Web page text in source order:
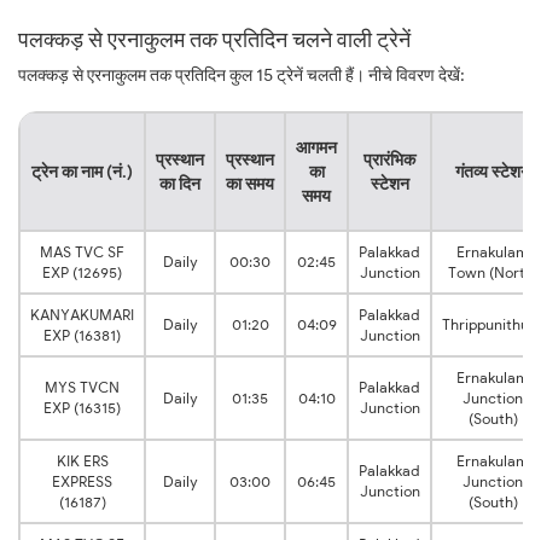
पलक्कड़ से एरनाकुलम तक प्रतिदिन चलने वाली ट्रेनें
पलक्कड़ से एरनाकुलम तक प्रतिदिन कुल 15 ट्रेनें चलती हैं। नीचे विवरण देखें:
ट्रेन का नाम (नं.)
प्रस्थान
का दिन
प्रस्थान
का समय
आगमन
का
समय
प्रारंभिक
स्टेशन
गंतव्य स्टेशन
MAS TVC SF
EXP (12695)
Daily 00:30 02:45
Palakkad
Junction
Ernakulam
Town (North)
KANYAKUMARI
EXP (16381)
Daily 01:20 04:09
Palakkad
Junction
MYS TVCN
EXP (16315)
Daily 01:35 04:10
Palakkad
Junction
Ernakulam
Junction
(South)
KIK ERS
EXPRESS
(16187)
Daily 03:00 06:45
Palakkad
Junction
Ernakulam
Junction
(South)